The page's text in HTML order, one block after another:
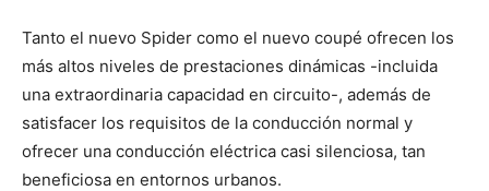
Tanto el nuevo Spider como el nuevo coupé ofrecen los
más altos niveles de prestaciones dinámicas -incluida
una extraordinaria capacidad en circuito-, además de
satisfacer los requisitos de la conducción normal y
ofrecer una conducción eléctrica casi silenciosa, tan
beneficiosa en entornos urbanos.